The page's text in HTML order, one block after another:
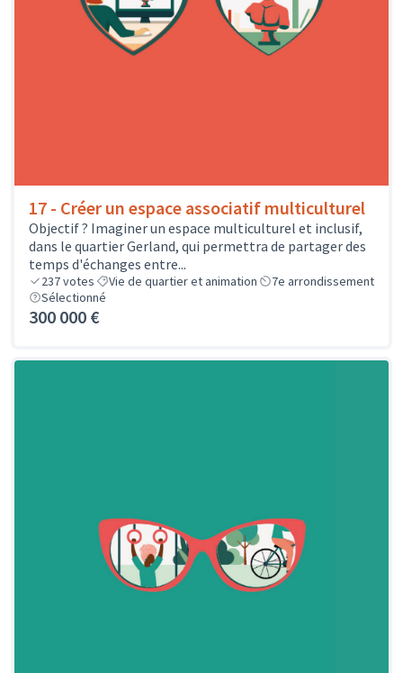
17 - Créer un espace associatif multiculturel
Objectif ? Imaginer un espace multiculturel et inclusif,
dans le quartier Gerland, qui permettra de partager des
temps d'échanges entre...
237votes Vie de quartier et animation
7e arrondissement
Sélectionné
300 000 €